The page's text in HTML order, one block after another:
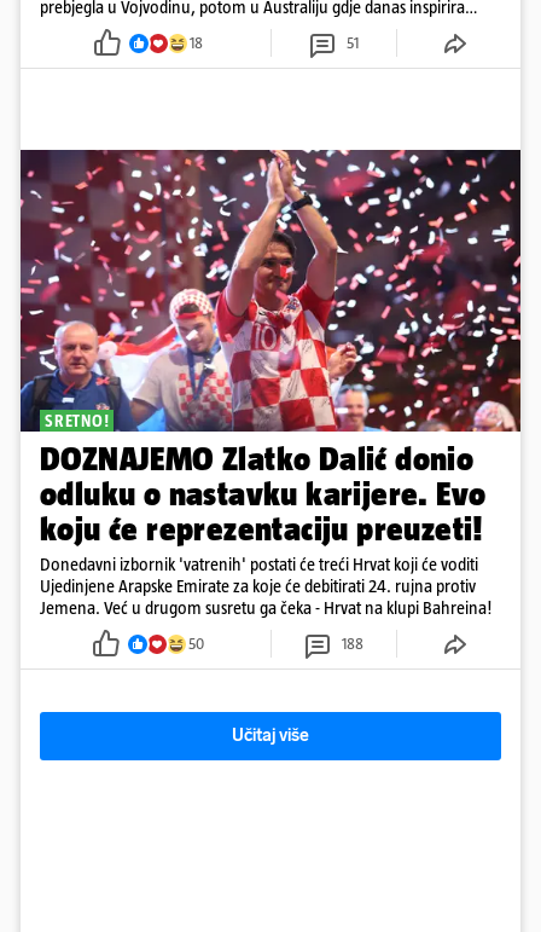
prebjegla u Vojvodinu, potom u Australiju gdje danas inspirira
18 51
SRETNO!
DOZNAJEMO Zlatko Dalić donio
odluku o nastavku karijere. Evo
koju će reprezentaciju preuzeti!
Donedavni izbornik 'vatrenih' postati će treći Hrvat koji će voditi
Ujedinjene Arapske Emirate za koje će debitirati 24. rujna protiv
Jemena. Već u drugom susretu ga čeka - Hrvat na klupi Bahreina!
50 188
Učitaj više